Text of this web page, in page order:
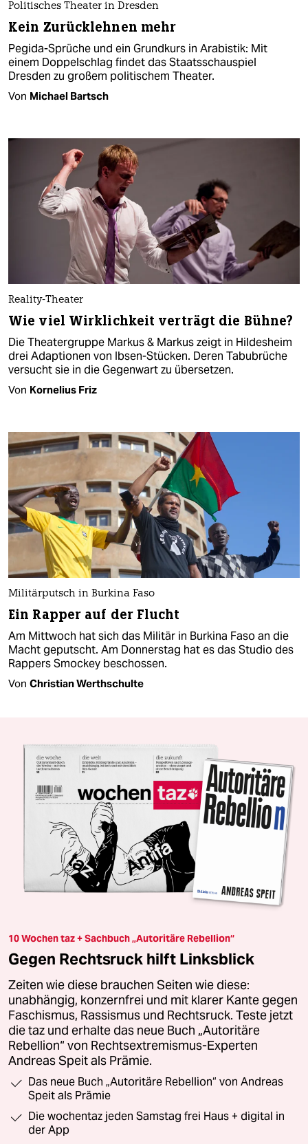
Politisches Theater in Dresden
Kein Zurücklehnen mehr
Pegida-Sprüche und ein Grundkurs in Arabistik: Mit
einem Doppelschlag findet das Staatsschauspiel
Dresden zu großem politischem Theater.
Von Michael Bartsch
Reality-Theater
Wie viel Wirklichkeit verträgt die Bühne?
Die Theatergruppe Markus & Markus zeigt in Hildesheim
drei Adaptionen von Ibsen-Stücken. Deren Tabubrüche
versucht sie in die Gegenwart zu übersetzen.
Von Kornelius Friz
Militärputsch in Burkina Faso
Ein Rapper auf der Flucht
Am Mittwoch hat sich das Militär in Burkina Faso an die
Macht geputscht. Am Donnerstag hat es das Studio des
Rappers Smockey beschossen.
Von Christian Werthschulte
10 Wochen taz + Sachbuch „Autoritäre Rebellion“
Gegen Rechtsruck hilft Linksblick
Zeiten wie diese brauchen Seiten wie diese:
unabhängig, konzernfrei und mit klarer Kante gegen
Faschismus, Rassismus und Rechtsruck. Teste jetzt
die taz und erhalte das neue Buch „Autoritäre
Rebellion“ von Rechtsextremismus-Experten
Andreas Speit als Prämie.
Das neue Buch „Autoritäre Rebellion“ von Andreas
Speit als Prämie
Die wochentaz jeden Samstag frei Haus + digital in
der App